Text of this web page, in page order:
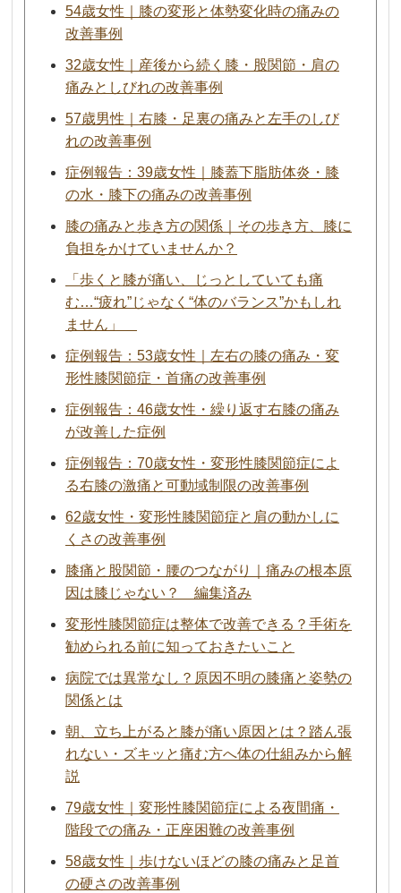
54歳女性｜膝の変形と体勢変化時の痛みの
改善事例
32歳女性｜産後から続く膝・股関節・肩の
痛みとしびれの改善事例
57歳男性｜右膝・足裏の痛みと左手のしび
れの改善事例
症例報告：39歳女性｜膝蓋下脂肪体炎・膝
の水・膝下の痛みの改善事例
膝の痛みと歩き方の関係｜その歩き方、膝に
負担をかけていませんか？
「歩くと膝が痛い、じっとしていても痛
む…“疲れ”じゃなく“体のバランス”かもしれ
ません」
症例報告：53歳女性｜左右の膝の痛み・変
形性膝関節症・首痛の改善事例
症例報告：46歳女性・繰り返す右膝の痛み
が改善した症例
症例報告：70歳女性・変形性膝関節症によ
る右膝の激痛と可動域制限の改善事例
62歳女性・変形性膝関節症と肩の動かしに
くさの改善事例
膝痛と股関節・腰のつながり｜痛みの根本原
因は膝じゃない？ 編集済み
変形性膝関節症は整体で改善できる？手術を
勧められる前に知っておきたいこと
病院では異常なし？原因不明の膝痛と姿勢の
関係とは
朝、立ち上がると膝が痛い原因とは？踏ん張
れない・ズキッと痛む方へ体の仕組みから解
説
79歳女性｜変形性膝関節症による夜間痛・
階段での痛み・正座困難の改善事例
58歳女性｜歩けないほどの膝の痛みと足首
の硬さの改善事例